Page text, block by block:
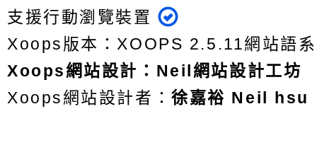
支援行動瀏覽裝置
Xoops版本：XOOPS 2.5.11網站語
Xoops網站設計 ： Neil網站設計工坊
Xoops網站設計者：徐嘉裕 Neil hsu